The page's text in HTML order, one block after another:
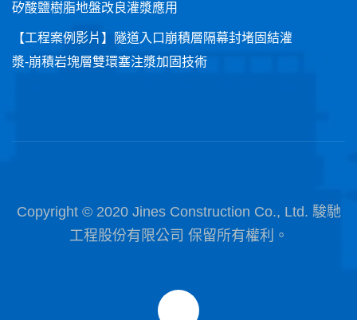
矽酸鹽樹脂地盤改良灌漿應用
【工程案例影片】隧道入口崩積層隔幕封堵固結灌
漿-崩積岩塊層雙環塞注漿加固技術
Copyright © 2020 Jines Construction Co., Ltd. 駿馳
工程股份有限公司 保留所有權利。